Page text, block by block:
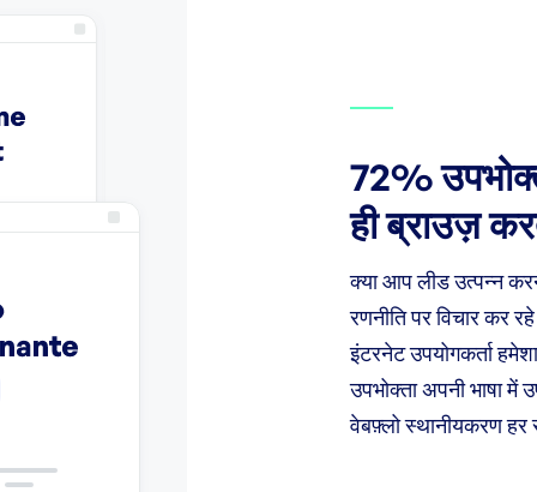
72%
ही ब्राउज़
क्या आप लीड उत्पन्न
रणनीति पर विचार कर
इंटरनेट उपयोगकर्ता
उपभोक्ता अपनी भाषा में
वेबफ़्लो स्थानीयकरण हर